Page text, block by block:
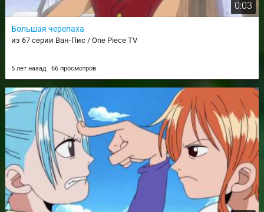
0:03
Большая черепаха
из 67 серии Ван-Пис / One Piece TV
5 лет назад 66 просмотров